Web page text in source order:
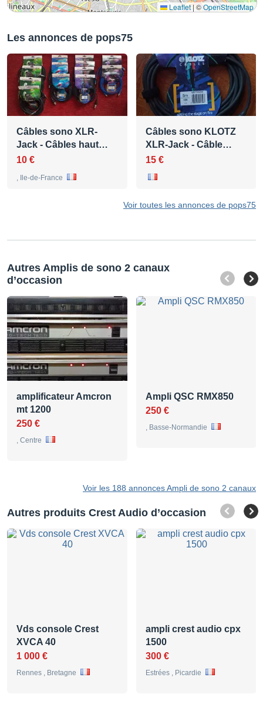
Leaflet | ©OpenStreetMap
Les annonces de pops75
Câbles sono XLR-
Jack - Câbles haut…
10 €
, Ile-de-France
Câbles sono KLOTZ
XLR-Jack - Câble…
15 €
Voir toutes les annonces de pops75
Autres Amplis de sono 2 canaux
d’occasion
amplificateur Amcron
mt 1200
250 €
, Centre
Ampli QSC RMX850
250 €
, Basse-Normandie
Voir les 188 annonces Ampli de sono 2 canaux
Autres produits Crest Audio d’occasion
Vds console Crest
XVCA 40
1 000 €
Rennes , Bretagne
ampli crest audio cpx
1500
300 €
Estrées , Picardie